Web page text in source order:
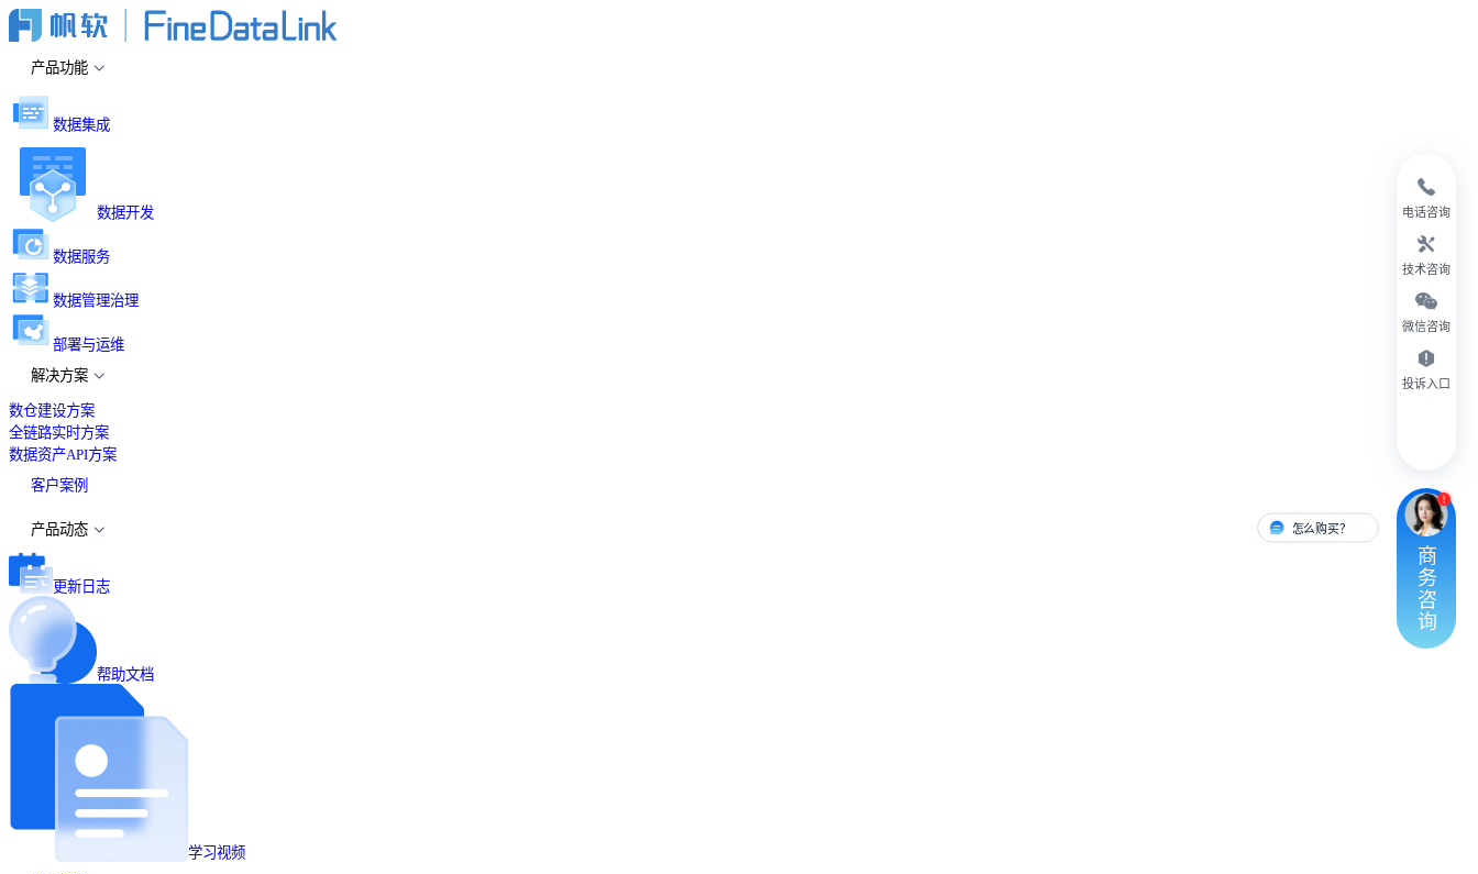
产品功能
数据集成
数据开发
数据服务
数据管理治理
部署与运维
解决方案
数仓建设方案
全链路实时方案
数据资产API方案
客户案例
产品动态
更新日志
帮助文档
学习视频
电话咨询
技术咨询
微信咨询
投诉入口
怎么购买？ 有人对接
商
务
咨
询